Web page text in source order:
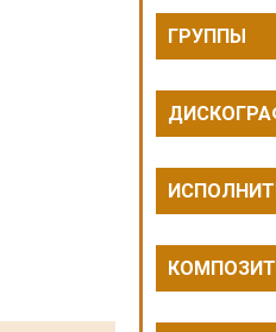
ГРУППЫ